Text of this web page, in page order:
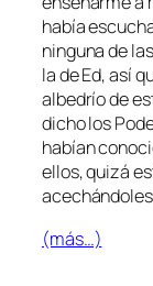
había
ninguna de
la de Ed, así
albedrío de
dicho los
habían
ellos, quizá
(más…)